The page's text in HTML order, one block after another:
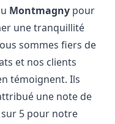
Montmagny pour
une tranquillité
sommes fiers de
et nos clients
témoignent. Ils
une note de
sur 5 pour notre